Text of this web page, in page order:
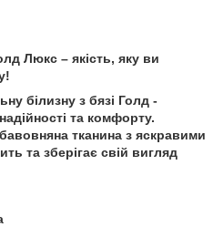
Люкс – якість, яку ви
білизну з бязі Голд -
та комфорту.
тканина з яскравими
та зберігає свій вигляд